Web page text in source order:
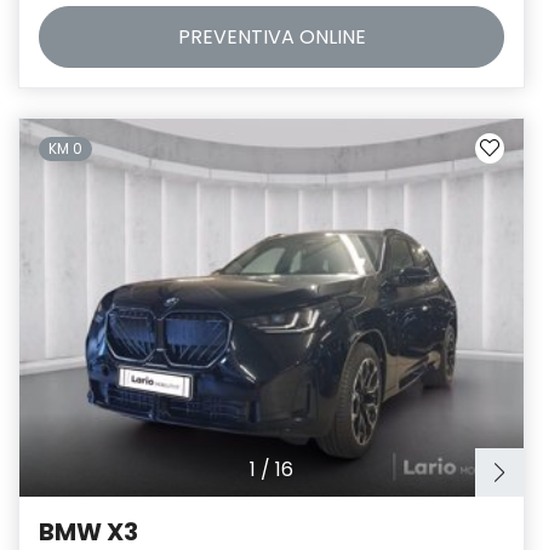
PREVENTIVA ONLINE
1 / 16
KM 0
BMW X3